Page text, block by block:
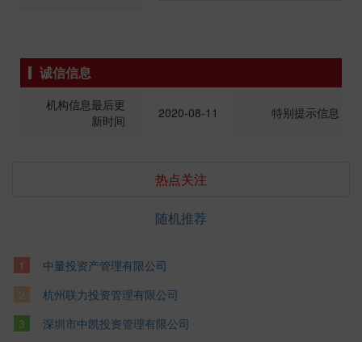
诚信信息
机构信息最后更
新时间
2020-08-11 特别提示信息
热点关注
随机推荐
中量投资产管理有限公司
杭州联力投资管理有限公司
深圳市中凯投资管理有限公司